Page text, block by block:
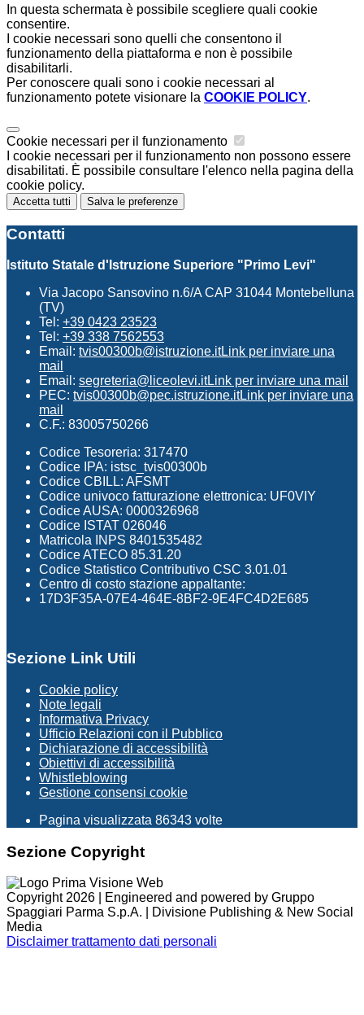
In questa schermata è possibile scegliere quali cookie
consentire.
I cookie necessari sono quelli che consentono il
funzionamento della piattaforma e non è possibile
disabilitarli.
Per conoscere quali sono i cookie necessari al
funzionamento potete visionare la COOKIE POLICY.
Cookie necessari per il funzionamento
I cookie necessari per il funzionamento non possono essere
disabilitati. È possibile consultare l'elenco nella pagina della
cookie policy.
Accetta tutti Salva le preferenze
Contatti
Istituto Statale d'Istruzione Superiore "Primo Levi"
Via Jacopo Sansovino n.6/A CAP 31044 Montebelluna
(TV)
Tel: +39 0423 23523
Tel: +39 338 7562553
Email: tvis00300b@istruzione.itLink per inviare una
mail
Email: segreteria@liceolevi.itLink per inviare una mail
PEC: tvis00300b@pec.istruzione.itLink per inviare una
mail
C.F.: 83005750266
Codice Tesoreria: 317470
Codice IPA: istsc_tvis00300b
Codice CBILL: AFSMT
Codice univoco fatturazione elettronica: UF0VIY
Codice AUSA: 0000326968
Codice ISTAT 026046
Matricola INPS 8401535482
Codice ATECO 85.31.20
Codice Statistico Contributivo CSC 3.01.01
Centro di costo stazione appaltante:
17D3F35A-07E4-464E-8BF2-9E4FC4D2E685
Sezione Link Utili
Cookie policy
Note legali
Informativa Privacy
Ufficio Relazioni con il Pubblico
Dichiarazione di accessibilità
Obiettivi di accessibilità
Whistleblowing
Gestione consensi cookie
Pagina visualizzata 86343 volte
Sezione Copyright
Copyright 2026 | Engineered and powered by Gruppo
Spaggiari Parma S.p.A. | Divisione Publishing & New Social
Media
Disclaimer trattamento dati personali